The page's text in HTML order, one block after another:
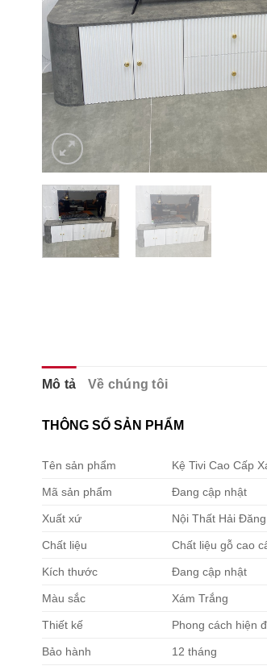
Mô tả Về chúng tôi
THÔNG SỐ SẢN PHẨM
Tên sản phẩm Kệ Tivi Cao Cấp
Mã sản phẩm Đang cập nhật
Xuất xứ Nội Thất Hải Đăng
Chất liệu Chất liệu gỗ cao
Kích thước Đang cập nhật
Màu sắc Xám Trắng
Thiết kế Phong cách hiện
Bảo hành 12 tháng